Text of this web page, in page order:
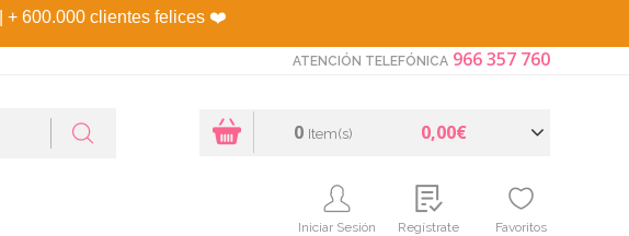
| + 600.000 clientes felices ❤️
ATENCIÓN TELEFÓNICA 966 357 760
0 Item(s) 0,00€
Iniciar Sesión Regístrate Favoritos